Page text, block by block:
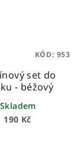
set do
- béžový
190 Kč
Skladem
KÓD: 953